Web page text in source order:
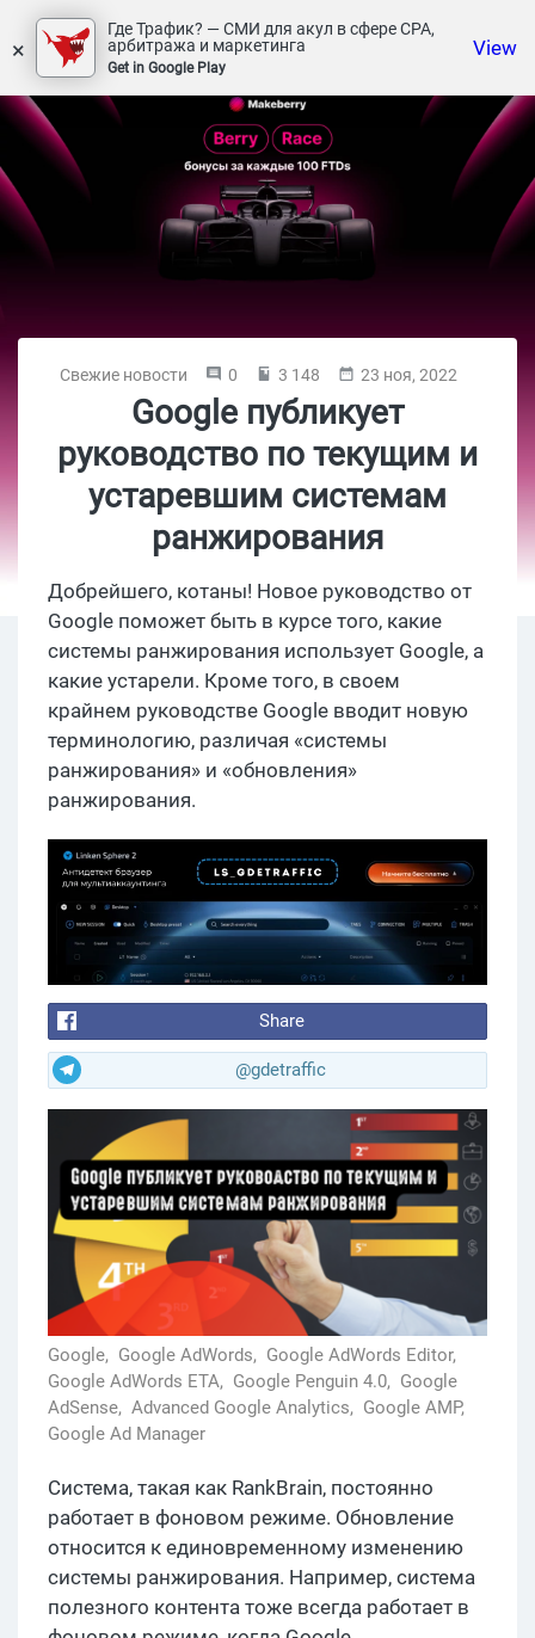
×
Где Трафик? — СМИ для акул в сфере СРА,
арбитража и маркетинга
Get in Google Play
View
Свежие новости 0 3 148 23 ноя, 2022
Google публикует
руководство по текущим и
устаревшим системам
ранжирования
Добрейшего, котаны! Новое руководство от
Google поможет быть в курсе того, какие
системы ранжирования использует Google, а
какие устарели. Кроме того, в своем
крайнем руководстве Google вводит новую
терминологию, различая «системы
ранжирования» и «обновления»
ранжирования.
Share
@gdetraffic
Google, Google AdWords, Google AdWords Editor,
Google AdWords ETA, Google Penguin 4.0, Google
AdSense, Advanced Google Analytics, Google AMP,
Google Ad Manager
Система, такая как RankBrain, постоянно
работает в фоновом режиме. Обновление
относится к единовременному изменению
системы ранжирования. Например, система
полезного контента тоже всегда работает в